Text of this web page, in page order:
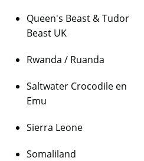
Queen's Beast & Tudor
Beast UK
Rwanda / Ruanda
Saltwater Crocodile en
Emu
Sierra Leone
Somaliland